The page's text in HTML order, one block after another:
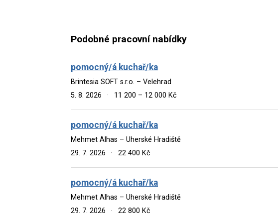
Podobné pracovní nabídky
pomocný/á kuchař/ka
Brintesia SOFT s.r.o. – Velehrad
5. 8. 2026
· 11 200 – 12 000 Kč
pomocný/á kuchař/ka
Mehmet Alhas – Uherské Hradiště
29. 7. 2026
· 22 400 Kč
pomocný/á kuchař/ka
Mehmet Alhas – Uherské Hradiště
29. 7. 2026
· 22 800 Kč